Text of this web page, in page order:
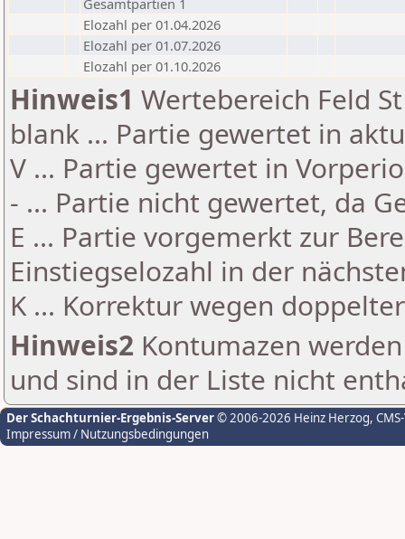
Gesamtpartien 1
Elozahl per 01.04.2026
Elozahl per 01.07.2026
Elozahl per 01.10.2026
Hinweis1 Wertebereich Feld
blank ... Partie gewertet in
V ... Partie gewertet in
- ... Partie nicht gewertet, da
E ... Partie vorgemerkt zur
Einstiegselozahl in der
K ... Korrektur wegen
Hinweis2 Kontumazen
und sind in der Liste nicht
Der Schachturnier-Ergebnis-Server© 2006-2026 Heinz Herzog,
Impressum / Nutzungsbedingungen